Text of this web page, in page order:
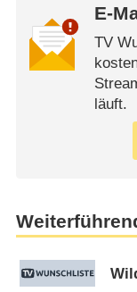
E-
TV
läuft.